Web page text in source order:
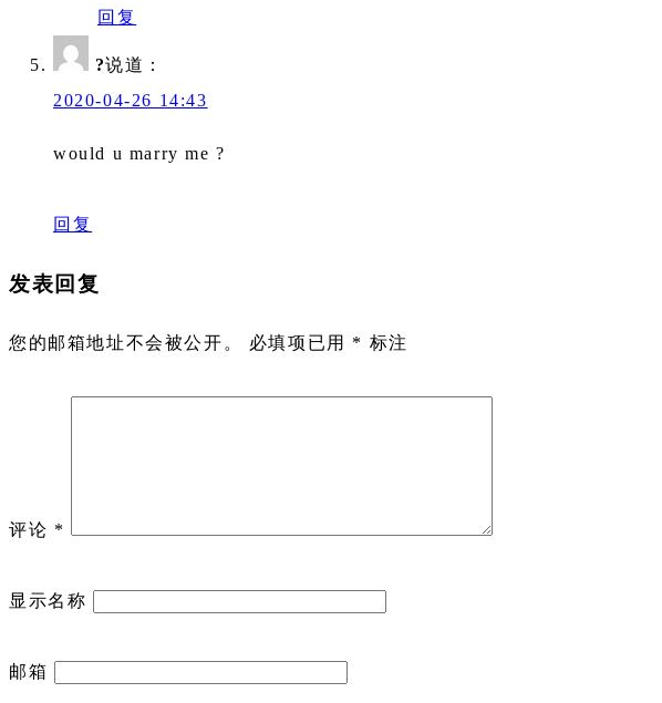
回复
?说道：
2020-04-26 14:43
would u marry me ?
回复
发表回复
您的邮箱地址不会被公开。 必填项已用 * 标注
评论 *
显示名称
邮箱